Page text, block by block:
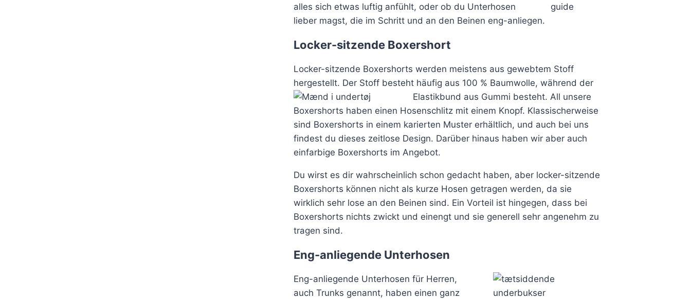
alles sich etwas luftig anfühlt, oder ob du Unterhosen
lieber magst, die im Schritt und an den Beinen eng-anliegen.
Locker-sitzende Boxershort
Locker-sitzende Boxershorts werden meistens aus gewebtem Stoff
hergestellt. Der Stoff besteht häufig aus 100 % Baumwolle, während der
Elastikbund aus Gummi besteht. All unsere
Boxershorts haben einen Hosenschlitz mit einem Knopf. Klassischerweise
sind Boxershorts in einem karierten Muster erhältlich, und auch bei uns
findest du dieses zeitlose Design. Darüber hinaus haben wir aber auch
einfarbige Boxershorts im Angebot.
Du wirst es dir wahrscheinlich schon gedacht haben, aber locker-sitzende
Boxershorts können nicht als kurze Hosen getragen werden, da sie
wirklich sehr lose an den Beinen sind. Ein Vorteil ist hingegen, dass bei
Boxershorts nichts zwickt und einengt und sie generell sehr angenehm zu
tragen sind.
Eng-anliegende Unterhosen
Eng-anliegende Unterhosen für Herren,
auch Trunks genannt, haben einen ganz